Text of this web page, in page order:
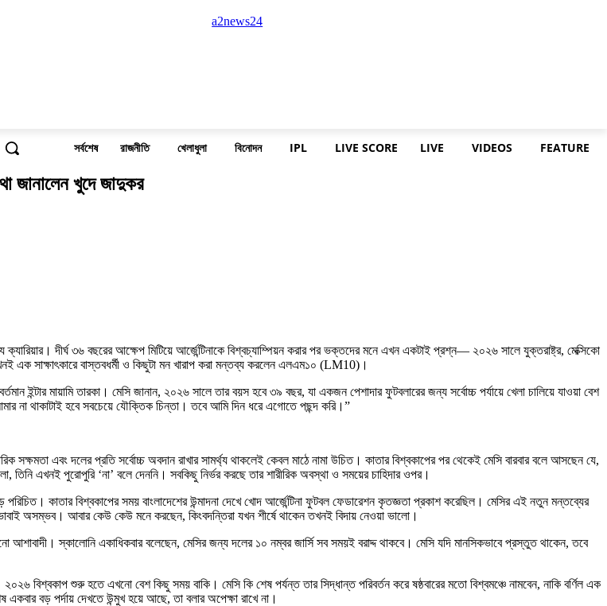
সর্বশেষ রাজনীতি খেলাধুলা বিনোদন IPL LIVE SCORE LIVE VIDEOS FEATURE
জানালেন খুদে জাদুকর
ক্যারিয়ার। দীর্ঘ ৩৬ বছরের আক্ষেপ মিটিয়ে আর্জেন্টিনাকে বিশ্বচ্যাম্পিয়ন করার পর ভক্তদের মনে এখন একটাই প্রশ্ন— ২০২৬ সালে যুক্তরাষ্ট্র, মেক্সিকো
এক সাক্ষাৎকারে বাস্তবধর্মী ও কিছুটা মন খারাপ করা মন্তব্য করলেন এলএম১০ (LM10)।
ইন্টার মায়ামি তারকা। মেসি জানান, ২০২৬ সালে তার বয়স হবে ৩৯ বছর, যা একজন পেশাদার ফুটবলারের জন্য সর্বোচ্চ পর্যায়ে খেলা চালিয়ে যাওয়া বেশ
না থাকাটাই হবে সবচেয়ে যৌক্তিক চিন্তা। তবে আমি দিন ধরে এগোতে পছন্দ করি।”
এবং দলের প্রতি সর্বোচ্চ অবদান রাখার সামর্থ্য থাকলেই কেবল মাঠে নামা উচিত। কাতার বিশ্বকাপের পর থেকেই মেসি বারবার বলে আসছেন যে,
এখনই পুরোপুরি ‘না’ বলে দেননি। সবকিছু নির্ভর করছে তার শারীরিক অবস্থা ও সময়ের চাহিদার ওপর।
পরিচিত। কাতার বিশ্বকাপের সময় বাংলাদেশের উন্মাদনা দেখে খোদ আর্জেন্টিনা ফুটবল ফেডারেশন কৃতজ্ঞতা প্রকাশ করেছিল। মেসির এই নতুন মন্তব্যের
অসম্ভব। আবার কেউ কেউ মনে করছেন, কিংবদন্তিরা যখন শীর্ষে থাকেন তখনই বিদায় নেওয়া ভালো।
স্কালোনি একাধিকবার বলেছেন, মেসির জন্য দলের ১০ নম্বর জার্সি সব সময়ই বরাদ্দ থাকবে। মেসি যদি মানসিকভাবে প্রস্তুত থাকেন, তবে
বিশ্বকাপ শুরু হতে এখনো বেশ কিছু সময় বাকি। মেসি কি শেষ পর্যন্ত তার সিদ্ধান্ত পরিবর্তন করে ষষ্ঠবারের মতো বিশ্বমঞ্চে নামবেন, নাকি বর্ণিল এক
বড় পর্দায় দেখতে উন্মুখ হয়ে আছে, তা বলার অপেক্ষা রাখে না।